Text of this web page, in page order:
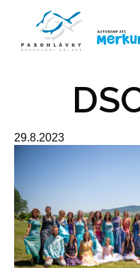
29.8.2023